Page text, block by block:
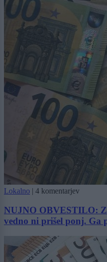
Lokalno | 4 komentarjev
NUJNO OBVESTILO:
vedno ni prišel ponj. Ga